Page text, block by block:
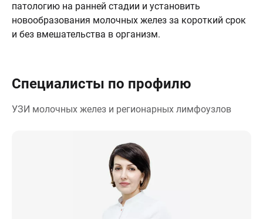
патологию на ранней стадии и установить
новообразования молочных желез за короткий срок
и без вмешательства в организм.
Специалисты по профилю
УЗИ молочных желез и регионарных лимфоузлов